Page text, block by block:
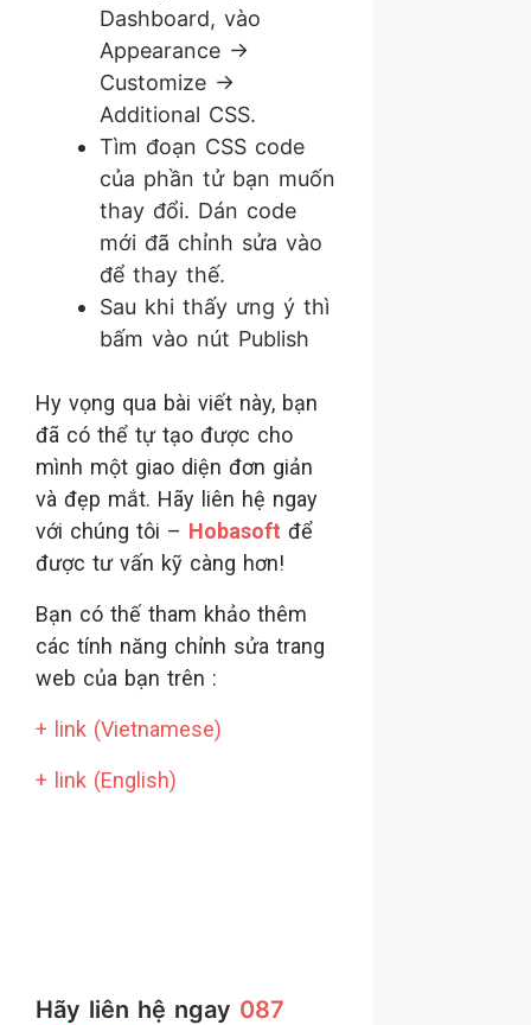
Dashboard, vào
Appearance ->
Customize ->
Additional CSS.
Tìm đoạn CSS code
của phần tử bạn muốn
thay đổi. Dán code
mới đã chỉnh sửa vào
để thay thế.
Sau khi thấy ưng ý thì
bấm vào nút Publish
Hy vọng qua bài viết này, bạn
đã có thể tự tạo được cho
mình một giao diện đơn giản
và đẹp mắt. Hãy liên hệ ngay
với chúng tôi – Hobasoft để
được tư vấn kỹ càng hơn!
Bạn có thế tham khảo thêm
các tính năng chỉnh sửa trang
web của bạn trên :
+ link (Vietnamese)
+ link (English)
Hãy liên hệ ngay 087